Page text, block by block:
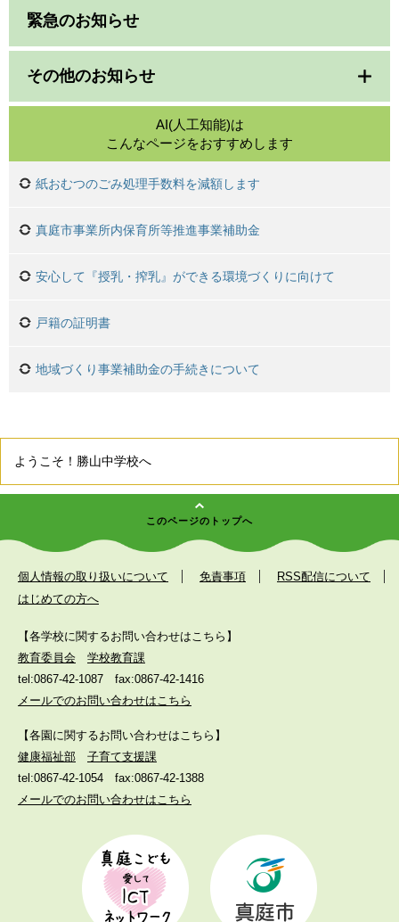
緊急のお知らせ
その他のお知らせ
AI(人工知能)は
こんなページをおすすめします
紙おむつのごみ処理手数料を減額します
真庭市事業所内保育所等推進事業補助金
安心して『授乳・搾乳』ができる環境づくりに向けて
戸籍の証明書
地域づくり事業補助金の手続きについて
ようこそ！勝山中学校へ
このページのトップへ
個人情報の取り扱いについて 免責事項
RSS配信について
はじめての方へ
【各学校に関するお問い合わせはこちら】
教育委員会
学校教育課
tel:0867-42-1087
fax:0867-42-1416
メールでのお問い合わせはこちら
【各園に関するお問い合わせはこちら】
健康福祉部
子育て支援課
tel:0867-42-1054
fax:0867-42-1388
メールでのお問い合わせはこちら